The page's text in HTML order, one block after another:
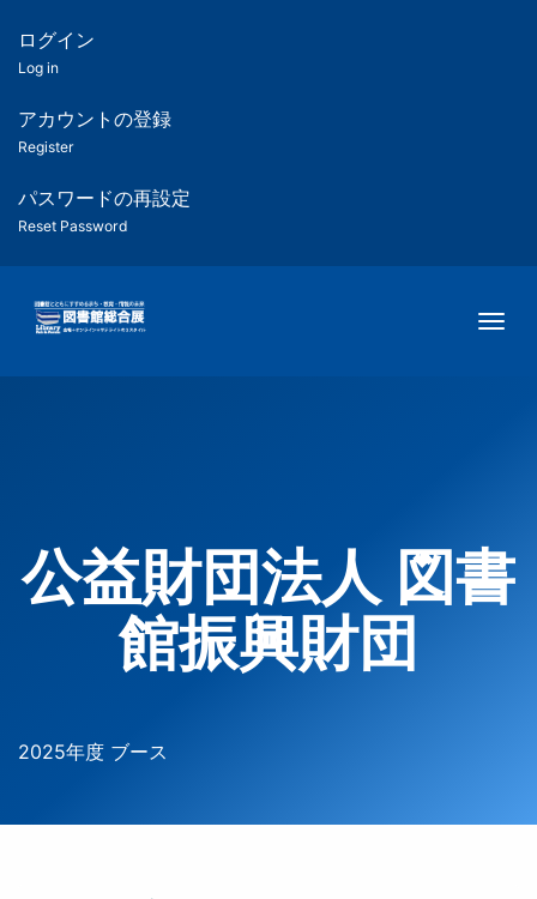
ツ
匿
名
ユ
ー
ー
用
メ
ログイン
Log in
アカウントの登録
Register
パスワードの再設定
Reset Password
公益財団法人 図書
館振興財団
2025年度 ブース